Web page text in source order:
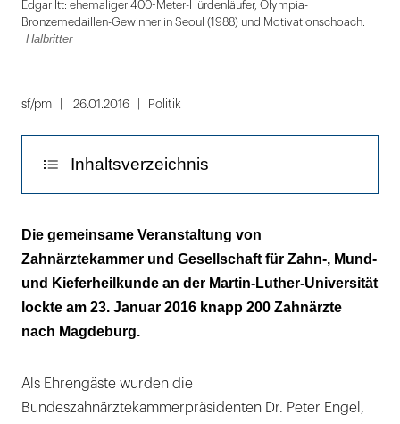
Edgar Itt: ehemaliger 400-Meter-Hürdenläufer, Olympia-
Bronzemedaillen-Gewinner in Seoul (1988) und Motivationschoach.
Halbritter
1
sf/pm 26.01.2016 Politik
Inhaltsverzeichnis
Hürden mit Visionen meistern
Universitätszahnklinik Halle: Sanierung steht
sicher
Die gemeinsame Veranstaltung von
Zahnärztekammer und Gesellschaft für Zahn-, Mund-
und Kieferheilkunde an der Martin-Luther-Universität
lockte am 23. Januar 2016 knapp 200 Zahnärzte
nach Magdeburg.
Als Ehrengäste wurden die
Bundeszahnärztekammerpräsidenten Dr. Peter Engel,